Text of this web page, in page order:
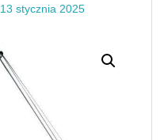
13 stycznia 2025